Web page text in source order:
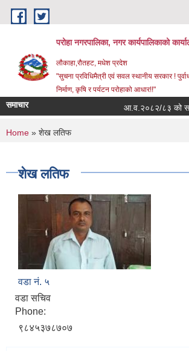
Skip to main content
परोहा नगरपालिका, नगर कार्यपालिकाको
लौकाहा,रौतहट, मधेश प्रदेश
"सुचना प्रविधिमैत्री एवं सवल स्थानीय सरकार !
निर्माण, कृषि र पर्यटन परोहाको आधार!!"
समाचार आ.व.२०८२/८३ को
You are here
Home » शेख लतिफ
शेख लतिफ
वडा नं. ५
वडा सचिव
Phone:
९८४५३७८७०७